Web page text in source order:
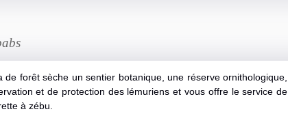
de forêt sèche un sentier botanique, une réserve ornithologique,
et de protection des lémuriens et vous offre le service de
à zébu.